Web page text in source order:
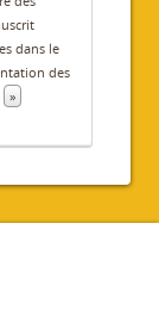
dans le
des
»